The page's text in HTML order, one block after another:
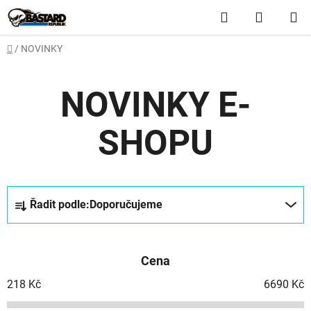
Přejít
na
obsah
Hledat
KOŠÍK
Domů
/ NOVINKY
NOVINKY E-
SHOPU
z
í
p
Řadit podle:Doporučujeme
Cena
218 Kč 6690 Kč